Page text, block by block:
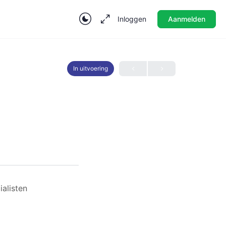
Inloggen Aanmelden
In uitvoering